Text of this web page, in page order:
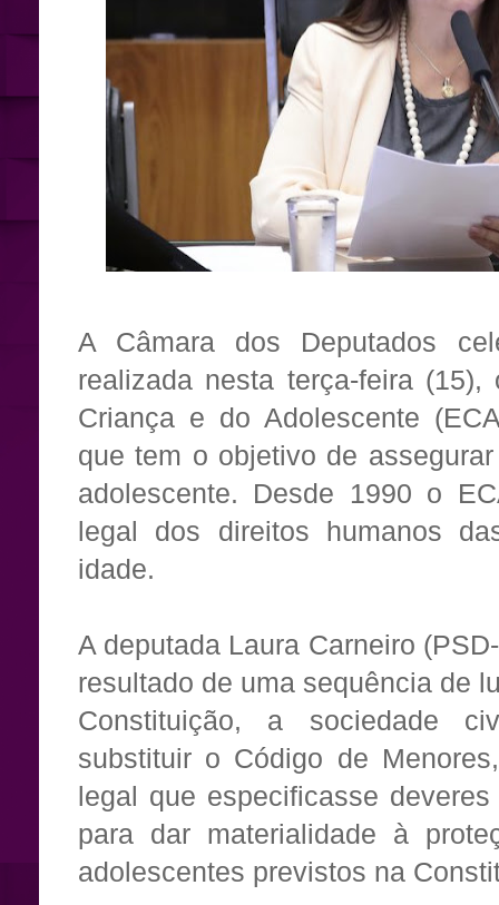
A Câmara dos Deputados
realizada nesta terça-feira
Criança e do Adolescente
que tem o objetivo de
adolescente. Desde 1990 o
legal dos direitos humanos
idade.
A deputada Laura Carneiro
resultado de uma sequência de
Constituição, a sociedade
substituir o Código de
legal que especificasse
para dar materialidade à
adolescentes previstos na